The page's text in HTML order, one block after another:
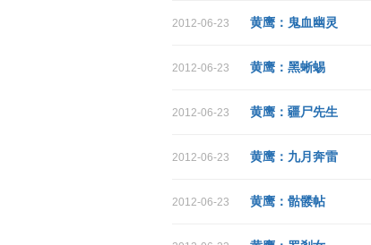
2012-06-23 黄鹰：鬼血幽灵
2012-06-23 黄鹰：黑蜥蜴
2012-06-23 黄鹰：疆尸先生
2012-06-23 黄鹰：九月奔雷
2012-06-23 黄鹰：骷髅帖